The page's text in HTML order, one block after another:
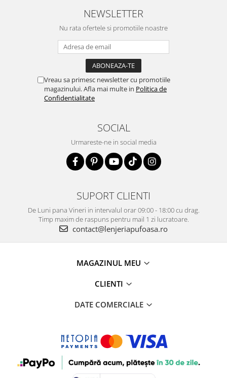
NEWSLETTER
Nu rata ofertele si promotiile noastre
Vreau sa primesc newsletter cu promotiile
magazinului. Afla mai multe in Politica de
Confidentialitate
SOCIAL
Urmareste-ne in social media
SUPORT CLIENTI
De Luni pana Vineri in intervalul orar 09:00 - 18:00 cu drag.
Timp maxim de raspuns pentru mail 1 zi lucratoare.
contact@lenjeriapufoasa.ro
MAGAZINUL MEU
CLIENTI
DATE COMERCIALE